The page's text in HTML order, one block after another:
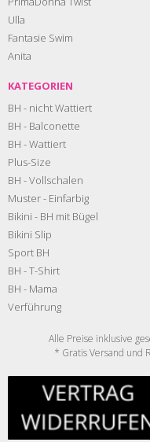
Ulla
Fantasie Swim
Anita
KATEGORIEN
BH - nicht Wattiert
BH - Balconette
BH - Wattiert
Plus-Size
BH - Vollschalen
Muster - Einfarbig
Bikini - BH mit Bügel
Bikini Slip
Sport BH
BH - T-Shirt
BH - Mama
Verführung
Alle Preise inklusive
* Gratis Versand und